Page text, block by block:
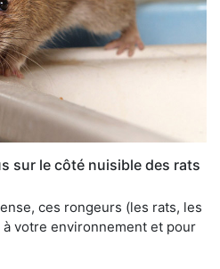
sur le côté nuisible des rats
ces rongeurs (les rats, les
votre environnement et pour